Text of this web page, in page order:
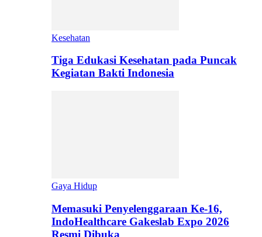
Kesehatan
Tiga Edukasi Kesehatan pada Puncak
Kegiatan Bakti Indonesia
Gaya Hidup
Memasuki Penyelenggaraan Ke-16,
IndoHealthcare Gakeslab Expo 2026
Resmi Dibuka